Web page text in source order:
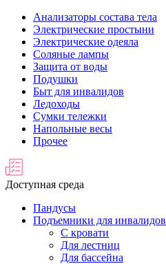
Анализаторы состава тела
Электрические простыни
Электрические одеяла
Соляные лампы
Защита от воды
Подушки
Быт для инвалидов
Ледоходы
Сумки тележки
Напольные весы
Прочее
Доступная среда
Пандусы
Подъемники для инвалидов
С кровати
Для лестниц
Для бассейна